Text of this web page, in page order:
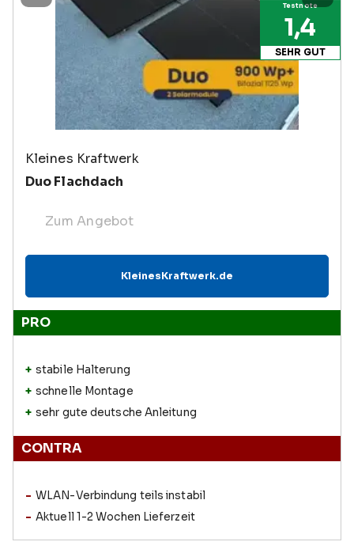
Testnote
1,4
SEHR GUT
Kleines Kraftwerk
Duo Flachdach
Zum Angebot
KleinesKraftwerk.de
PRO
stabile Halterung
schnelle Montage
sehr gute deutsche Anleitung
CONTRA
WLAN-Verbindung teils instabil
Aktuell 1-2 Wochen Lieferzeit